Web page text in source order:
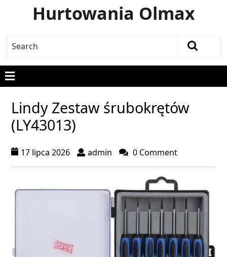
Hurtowania Olmax
Lindy Zestaw śrubokrętów
(LY43013)
17 lipca 2026 admin 0 Comment